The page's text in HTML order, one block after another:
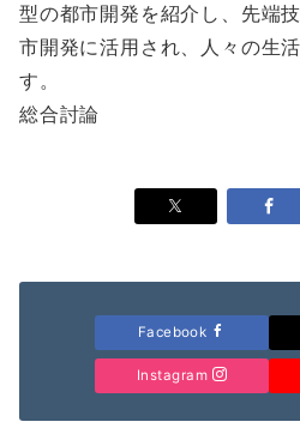
型の都市開発を紹介し、先端
市開発に活用され、人々の生
す。
総合討論
Facebook
Instagram